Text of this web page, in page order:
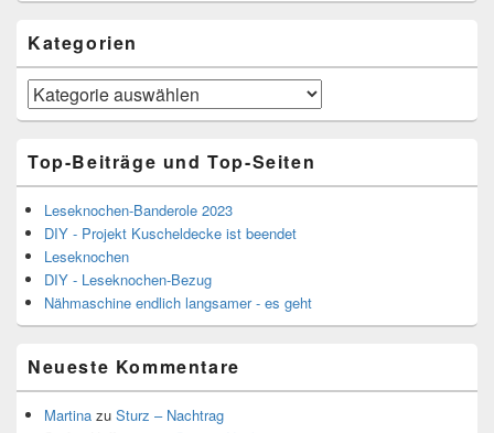
Kategorien
Kategorien
Top-Beiträge und Top-Seiten
Leseknochen-Banderole 2023
DIY - Projekt Kuscheldecke ist beendet
Leseknochen
DIY - Leseknochen-Bezug
Nähmaschine endlich langsamer - es geht
Neueste Kommentare
Martina zu Sturz – Nachtrag